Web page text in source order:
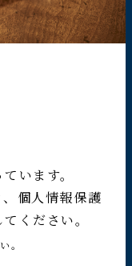
います。
個人情報保護
ください。
。